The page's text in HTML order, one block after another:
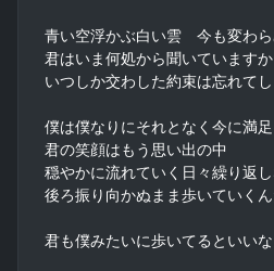
青い空浮かぶ白い雲　今も変わ
君はいま何処から聞いていますか
いつしか交わした約束は忘れてし
僕は僕なりにそれとなく今に満
君の笑顔はもう思い出の中
穏やかに流れていく日々繰り返
後ろ振り向かぬまま歩いていく
君も僕みたいに歩いてるといいな